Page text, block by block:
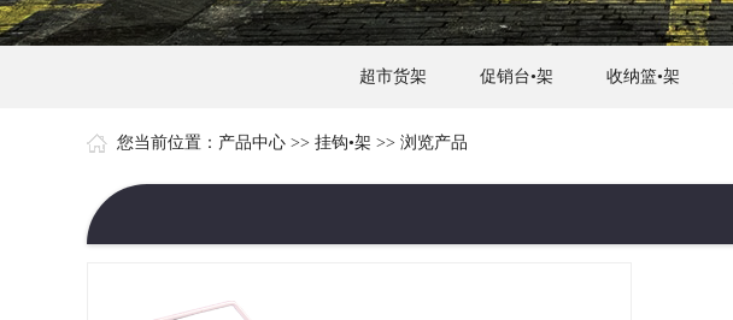
超市货架 促销台•架 收纳篮•架
您当前位置： 产品中心 >> 挂钩•架 >> 浏览产品